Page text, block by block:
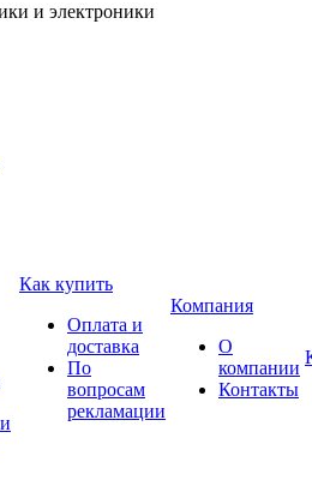
и электроники
Как купить
Оплата и
доставка
По
вопросам
рекламации
Компания
О
компании
Контакты